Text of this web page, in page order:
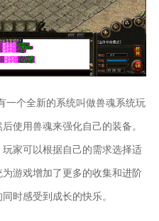
一个全新的系统叫做兽魂系统玩
使用兽魂来强化自己的装备。
家可以根据自己的需求选择适
游戏增加了更多的收集和进阶
时感受到成长的快乐。